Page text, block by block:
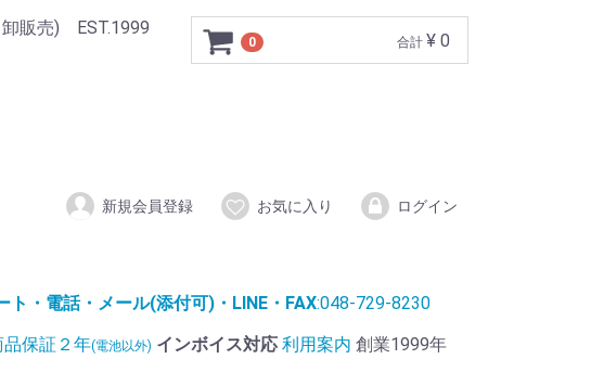
卸販売) EST.1999
0 合計 ¥ 0
新規会員登録 お気に入り ログイン
ト・電話・メール(添付可)・LINE・FAX:048-729-8230
品保証２年(電池以外) インボイス対応 利用案内 創業1999年